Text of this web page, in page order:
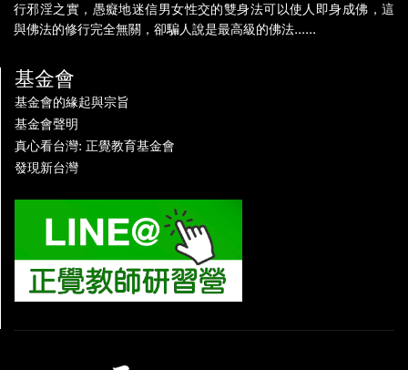
行邪淫之實，愚癡地迷信男女性交的雙身法可以使人即身成佛，這
與佛法的修行完全無關，卻騙人說是最高級的佛法......
基金會
基金會的緣起與宗旨
基金會聲明
真心看台灣: 正覺教育基金會
發現新台灣